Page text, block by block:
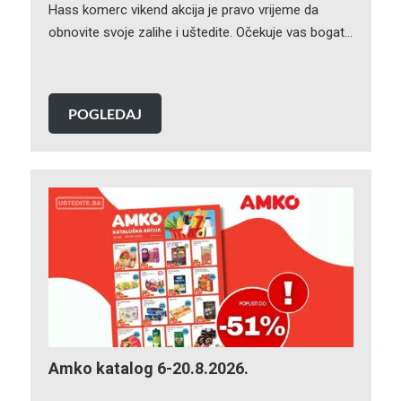
Hass komerc vikend akcija je pravo vrijeme da
obnovite svoje zalihe i uštedite. Očekuje vas bogat…
POGLEDAJ
Amko katalog 6-20.8.2026.